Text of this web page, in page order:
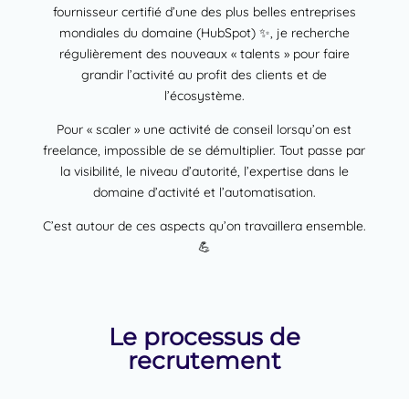
fournisseur certifié d’une des plus belles entreprises
mondiales du domaine (HubSpot) ✨, je recherche
régulièrement des nouveaux « talents » pour faire
grandir l’activité au profit des clients et de
l’écosystème.
Pour « scaler » une activité de conseil lorsqu’on est
freelance, impossible de se démultiplier. Tout passe par
la visibilité, le niveau d’autorité, l’expertise dans le
domaine d’activité et l’automatisation.
C’est autour de ces aspects qu’on travaillera ensemble.
💪
Le processus de
recrutement